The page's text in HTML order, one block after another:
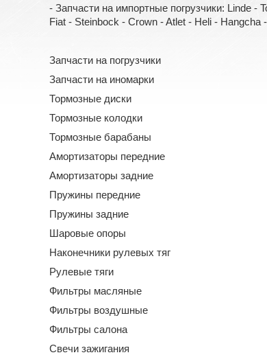
- Запчасти на импортные погрузчики: Linde
Fiat - Steinbock - Crown - Atlet - Heli - Hangcha
Запчасти на погрузчики
Запчасти на иномарки
Тормозные диски
Тормозные колодки
Тормозные барабаны
Амортизаторы передние
Амортизаторы задние
Пружины передние
Пружины задние
Шаровые опоры
Наконечники рулевых тяг
Рулевые тяги
Фильтры масляные
Фильтры воздушные
Фильтры салона
Свечи зажигания